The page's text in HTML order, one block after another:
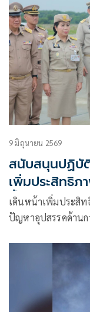
9 มิถุนายน 2569
สนับสนุนปฏิบั
เพิ่มประสิทธิภ
น้ำแข็งแห้ง
เดินหน้าเพิ่มประสิ
ปัญหาอุปสรรคด้านก
กว้างไกล ทั้งสร้าง
PM 2.5 ในพื้นที่ภา
สำคัญของประเทศ